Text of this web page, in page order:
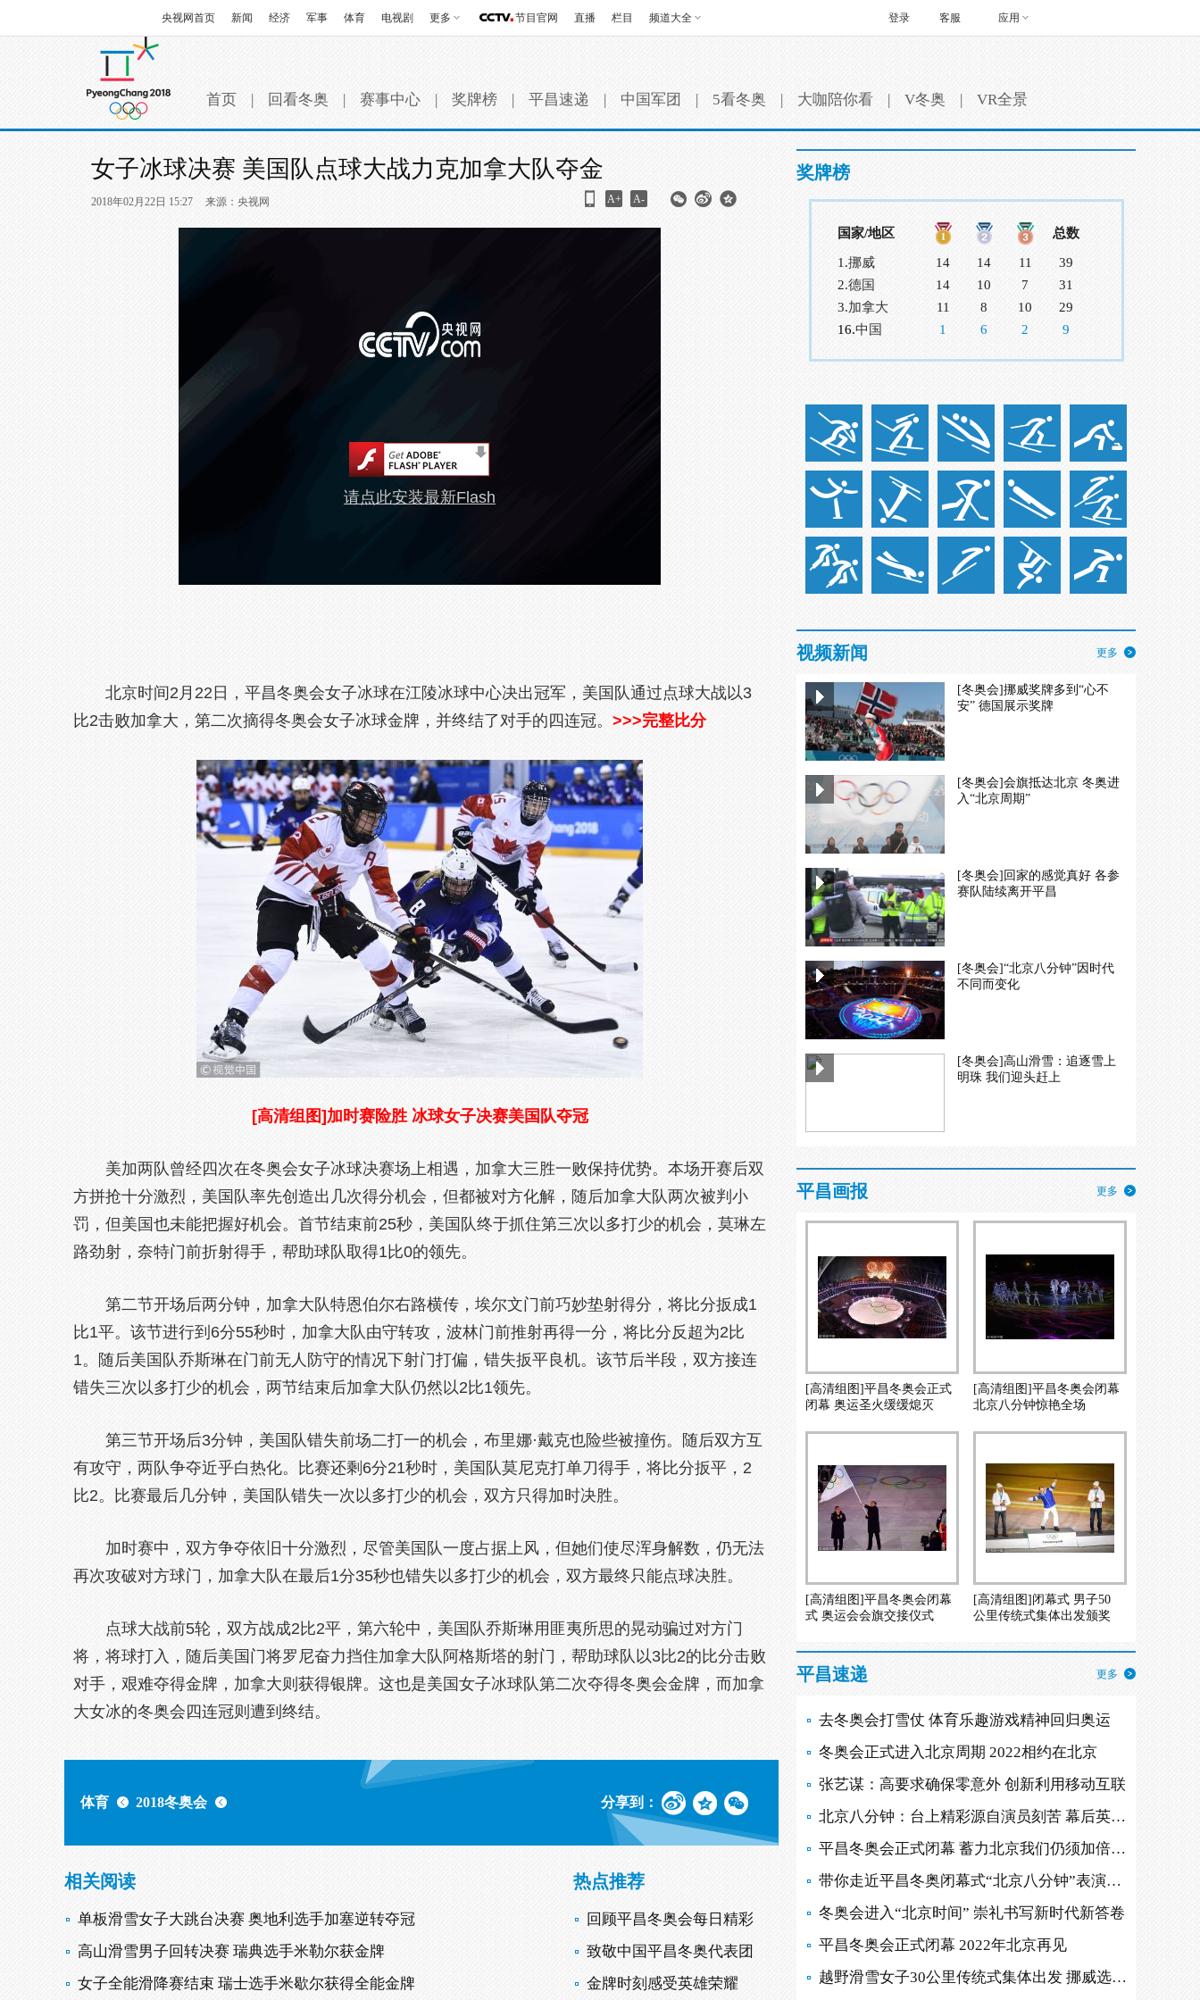
央视网首页 新闻 经济 军事 体育 电视剧 更多 节目官网 直播 栏目 频道大全 客服 应用
登录
首页 | 回看冬奥 | 赛事中心 | 奖牌榜 | 平昌速递 | 中国军团 | 5看冬奥 | 大咖陪你看 | V冬奥 | VR全景
女子冰球决赛 美国队点球大战力克加拿大队夺金
2018年02月22日 15:27 来源：央视网 A+ A-
请点此安装最新Flash
北京时间2月22日，平昌冬奥会女子冰球在江陵冰球中心决出冠军，美国队通过点球大战以3
比2击败加拿大，第二次摘得冬奥会女子冰球金牌，并终结了对手的四连冠。 >>>完整比分
[高清组图]加时赛险胜 冰球女子决赛美国队夺冠
美加两队曾经四次在冬奥会女子冰球决赛场上相遇，加拿大三胜一败保持优势。本场开赛后双
方拼抢十分激烈，美国队率先创造出几次得分机会，但都被对方化解，随后加拿大队两次被判小
罚，但美国也未能把握好机会。首节结束前25秒，美国队终于抓住第三次以多打少的机会，莫琳左
路劲射，奈特门前折射得手，帮助球队取得1比0的领先。
第二节开场后两分钟，加拿大队特恩伯尔右路横传，埃尔文门前巧妙垫射得分，将比分扳成1
比1平。该节进行到6分55秒时，加拿大队由守转攻，波林门前推射再得一分，将比分反超为2比
1。随后美国队乔斯琳在门前无人防守的情况下射门打偏，错失扳平良机。该节后半段，双方接连
错失三次以多打少的机会，两节结束后加拿大队仍然以2比1领先。
第三节开场后3分钟，美国队错失前场二打一的机会，布里娜·戴克也险些被撞伤。随后双方互
有攻守，两队争夺近乎白热化。比赛还剩6分21秒时，美国队莫尼克打单刀得手，将比分扳平，2
比2。比赛最后几分钟，美国队错失一次以多打少的机会，双方只得加时决胜。
加时赛中，双方争夺依旧十分激烈，尽管美国队一度占据上风，但她们使尽浑身解数，仍无法
再次攻破对方球门，加拿大队在最后1分35秒也错失以多打少的机会，双方最终只能点球决胜。
点球大战前5轮，双方战成2比2平，第六轮中，美国队乔斯琳用匪夷所思的晃动骗过对方门
将，将球打入，随后美国门将罗尼奋力挡住加拿大队阿格斯塔的射门，帮助球队以3比2的比分击败
对手，艰难夺得金牌，加拿大则获得银牌。这也是美国女子冰球队第二次夺得冬奥会金牌，而加拿
大女冰的冬奥会四连冠则遭到终结。
体育 2018冬奥会 分享到：
相关阅读
单板滑雪女子大跳台决赛 奥地利选手加塞逆转夺冠
高山滑雪男子回转决赛 瑞典选手米勒尔获金牌
女子全能滑降赛结束 瑞士选手米歇尔获得全能金牌
热点推荐
回顾平昌冬奥会每日精彩
致敬中国平昌冬奥代表团
金牌时刻感受英雄荣耀
奖牌榜
国家/地区 总数
1.挪威 14 14 11
39
2.德国 14 10 7
31
3.加拿大 11 8 10
29
16.中国 1 6 2 9
视频新闻 更多
[冬奥会]挪威奖牌多到“心不
安” 德国展示奖牌
[冬奥会]会旗抵达北京 冬奥进
入“北京周期”
[冬奥会]回家的感觉真好 各参
赛队陆续离开平昌
[冬奥会]“北京八分钟”因时代
不同而变化
[冬奥会]高山滑雪：追逐雪上
明珠 我们迎头赶上
平昌画报 更多
[高清组图]平昌冬奥会正式
闭幕 奥运圣火缓缓熄灭
[高清组图]平昌冬奥会闭幕
北京八分钟惊艳全场
[高清组图]平昌冬奥会闭幕
式 奥运会会旗交接仪式
[高清组图]闭幕式 男子50
公里传统式集体出发颁奖
平昌速递 更多
去冬奥会打雪仗 体育乐趣游戏精神回归奥运
冬奥会正式进入北京周期 2022相约在北京
张艺谋：高要求确保零意外 创新利用移动互联
北京八分钟：台上精彩源自演员刻苦 幕后英雄多
平昌冬奥会正式闭幕 蓄力北京我们仍须加倍努力
带你走近平昌冬奥闭幕式“北京八分钟”表演现场
冬奥会进入“北京时间” 崇礼书写新时代新答卷
平昌冬奥会正式闭幕 2022年北京再见
越野滑雪女子30公里传统式集体出发 挪威选手摘金